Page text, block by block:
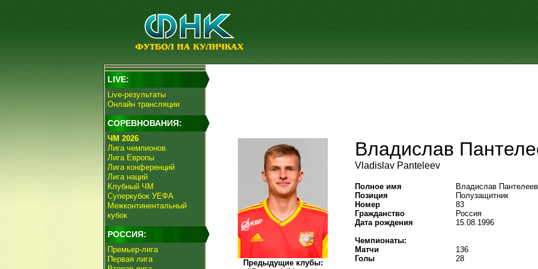
LIVE:
Live-результаты
Онлайн трансляции
СОРЕВНОВАНИЯ:
ЧМ 2026
Лига чемпионов
Лига Европы
Лига конференций
Лига наций
Клубный ЧМ
Суперкубок УЕФА
Межконтинентальный
кубок
РОССИЯ:
Премьер-лига
Первая лига
Предыдущие клубы:
Владислав
Vladislav Panteleev
Полное имя
Владислав Пантелеев
Позиция
Полузащитник
Номер
83
Гражданство
Россия
Дата рождения
15.08.1996
Чемпионаты:
Матчи
136
Голы
28